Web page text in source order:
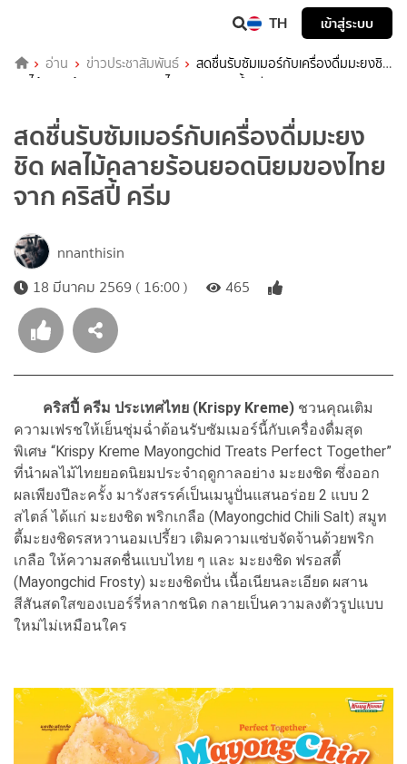
TH เข้าสู่ระบบ
อ่าน ข่าวประชาสัมพันธ์
สดชื่นรับซัมเมอร์กับเครื่องดื่มมะยงชิด
ผลไม้คลายร้อนยอดนิยมของไทย จาก คริสปี้ ครีม
สดชื่นรับซัมเมอร์กับเครื่องดื่มมะยง
ชิด ผลไม้คลายร้อนยอดนิยมของไทย
จาก คริสปี้ ครีม
nnanthisin
18 มีนาคม 2569 ( 16:00 )
465
คริสปี้ ครีม ประเทศไทย (Krispy Kreme) ชวนคุณเติม
ความเฟรชให้เย็นชุ่มฉ่ำต้อนรับซัมเมอร์นี้กับเครื่องดื่มสุด
พิเศษ “Krispy Kreme Mayongchid Treats Perfect Together”
ที่นำผลไม้ไทยยอดนิยมประจำฤดูกาลอย่าง มะยงชิด ซึ่งออก
ผลเพียงปีละครั้ง มารังสรรค์เป็นเมนูปั่นแสนอร่อย 2 แบบ 2
สไตล์ ได้แก่ มะยงชิด พริกเกลือ (Mayongchid Chili Salt) สมูท
ตี้มะยงชิดรสหวานอมเปรี้ยว เติมความแซ่บจัดจ้านด้วยพริก
เกลือ ให้ความสดชื่นแบบไทย ๆ และ มะยงชิด ฟรอสตี้
(Mayongchid Frosty) มะยงชิดปั่น เนื้อเนียนละเอียด ผสาน
สีสันสดใสของเบอร์รี่หลากชนิด กลายเป็นความลงตัวรูปแบบ
ใหม่ไม่เหมือนใคร